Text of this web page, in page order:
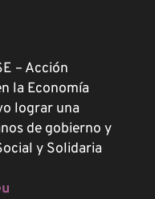
– Acción
la Economía
lograr una
de gobierno y
y Solidaria